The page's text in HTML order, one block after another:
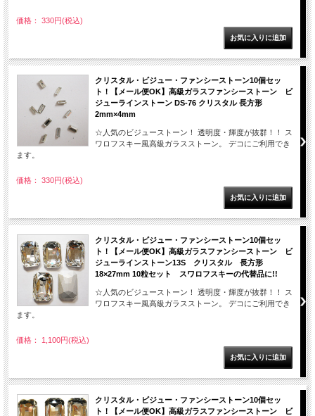
価格： 330円(税込)
クリスタル・ビジュー・ファンシーストーン10個セッ
ト！【メール便OK】高級ガラスファンシーストーン ビ
ジューラインストーン DS-76 クリスタル 長方形
2mm×4mm
☆人気のビジューストーン！ 透明度・輝度が抜群！！ ス
ワロフスキー風高級ガラスストーン。 デコにご利用でき
ます。
価格： 330円(税込)
クリスタル・ビジュー・ファンシーストーン10個セッ
ト！【メール便OK】高級ガラスファンシーストーン ビ
ジューラインストーン13S クリスタル 長方形
18×27mm 10粒セット スワロフスキーの代替品に!!
☆人気のビジューストーン！ 透明度・輝度が抜群！！ ス
ワロフスキー風高級ガラスストーン。 デコにご利用でき
ます。
価格： 1,100円(税込)
クリスタル・ビジュー・ファンシーストーン10個セッ
ト！【メール便OK】高級ガラスファンシーストーン ビ